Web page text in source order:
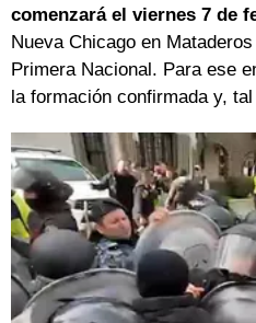
comenzará el viernes 7 de
Nueva Chicago en
Primera Nacional. Para ese
la formación confirmada y,